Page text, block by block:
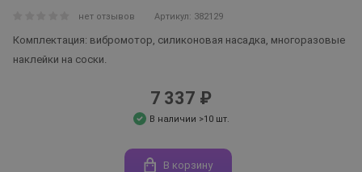
нет отзывов Артикул: 382129
Комплектация: вибромотор, силиконовая насадка, многоразовые
наклейки на соски.
7 337 ₽
В наличии >10 шт.
В корзину